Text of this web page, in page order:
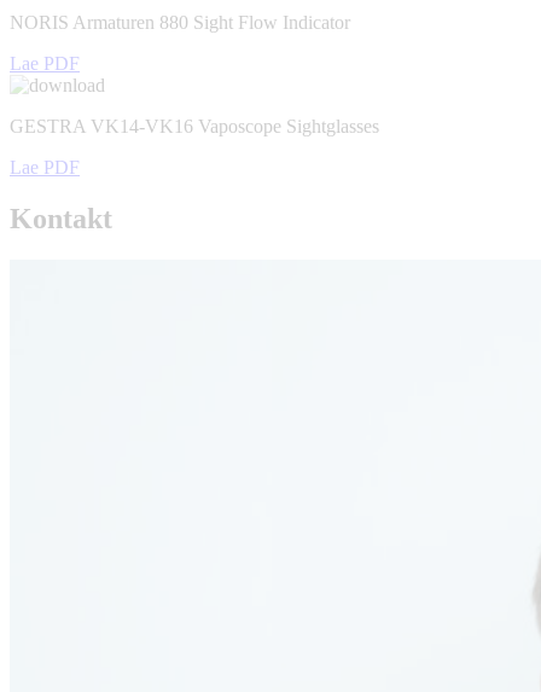
NORIS Armaturen 880 Sight Flow Indicator
Lae PDF
GESTRA VK14-VK16 Vaposcope Sightglasses
Lae PDF
Kontakt